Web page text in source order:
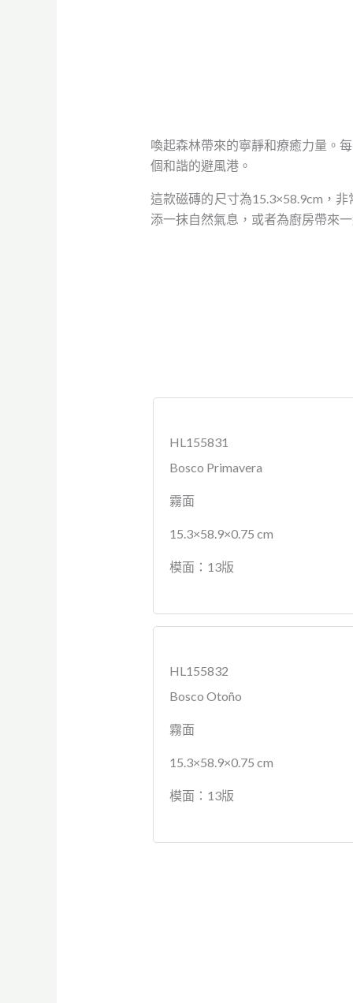
喚起森林帶來的寧靜和療癒力量。
個和諧的避風港。
這款磁磚的尺寸為15.3×58.9cm，
添一抹自然氣息，或者為廚房帶來
HL155831
Bosco Primavera
霧面
15.3×58.9×0.75 cm
模面：13版
HL155832
Bosco Otoño
霧面
15.3×58.9×0.75 cm
模面：13版